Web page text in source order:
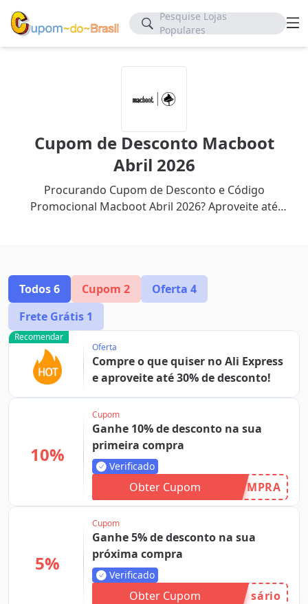
Pesquise Lojas
Populares
Cupom de Desconto Macboot
Abril 2026
Procurando Cupom de Desconto e Código
Promocional Macboot Abril 2026? Aproveite até
Todos6 Cupom 2 Oferta 4
Frete Grátis 1
Recomendar
Oferta
Compre o que quiser no Ali Express
e aproveite até 30% de desconto!
10%
Cupom
Ganhe 10% de desconto na sua
primeira compra
Verificado
Obter Cupom OMPRA
5%
Cupom
Ganhe 5% de desconto na sua
próxima compra
Verificado
Obter Cupom sário